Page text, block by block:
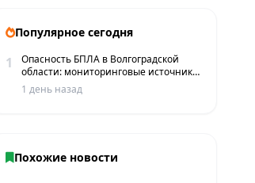
Популярное сегодня
1
Опасность БПЛА в Волгоградской
области: мониторинговые источники
сообщают о пролетах беспилотников
1 день назад
Похожие новости